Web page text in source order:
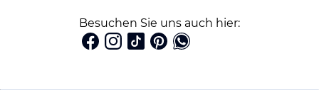
Besuchen Sie uns auch hier: